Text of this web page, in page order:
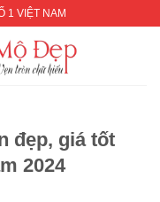
1 VIỆT NAM
đẹp, giá tốt
2024